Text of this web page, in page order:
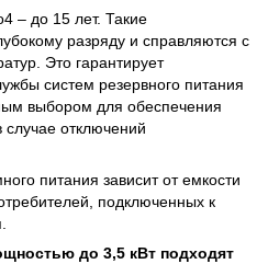
– до 15 лет. Такие
разряду и справляются с
Это гарантирует
систем резервного питания
выбором для обеспечения
случае отключений
питания зависит от емкости
подключенных к
до 3,5 кВт подходят